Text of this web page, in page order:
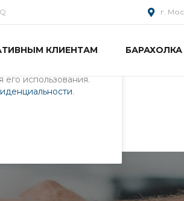
и
использования.
.
г.
КЛИЕНТАМ БАРАХОЛКА